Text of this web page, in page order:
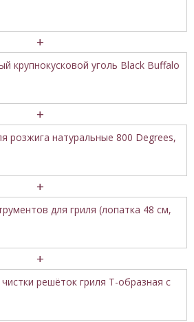
+
крупнокусковой уголь Black Buffalo
+
розжига натуральные 800 Degrees,
+
для гриля (лопатка 48 см,
+
решёток гриля Т-образная с